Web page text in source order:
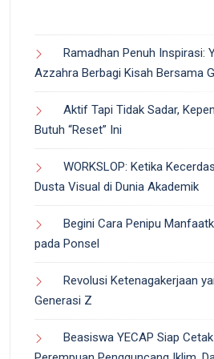
Ramadhan Penuh Inspirasi:
Azzahra Berbagi Kisah Bersama
Aktif Tapi Tidak Sadar,
Butuh “Reset” Ini
WORKSLOP: Ketika
Dusta Visual di Dunia Akademik
Begini Cara Penipu
pada Ponsel
Revolusi Ketenagakerjaan
Generasi Z
Beasiswa YECAP Siap